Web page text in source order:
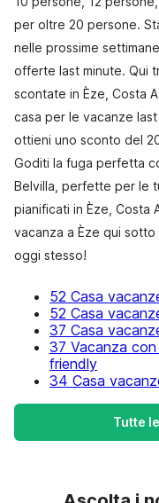
per oltre 20 persone.
nelle prossime
offerte last minute. Qui
scontate in Èze, Costa
casa per le vacanze
ottieni uno sconto del
Goditi la fuga perfetta
Belvilla, perfette per le
pianificati in Èze, Costa
vacanza a Èze qui
oggi stesso!
52 Casa
52 Casa
37 Casa
37 Vacanza
friendly
34 Casa
Tutte